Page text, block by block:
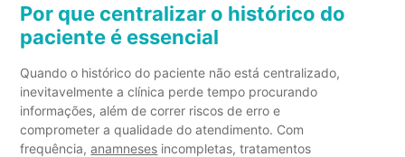
Por que centralizar o histórico do
paciente é essencial
Quando o histórico do paciente não está centralizado,
inevitavelmente a clínica perde tempo procurando
informações, além de correr riscos de erro e
comprometer a qualidade do atendimento. Com
frequência,anamneses incompletas, tratamentos